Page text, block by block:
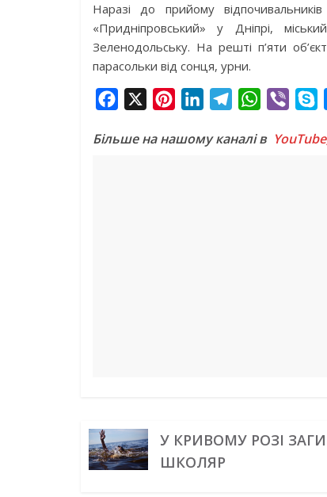
Наразі до прийому
«Придніпровський» у Дніпрі,
Зеленодольську. На решті п’яти
парасольки від сонця, урни.
c
n
n
l
W
a
b
y
Більше на нашому каналі в
У КРИВОМУ РОЗІ
ШКОЛЯР